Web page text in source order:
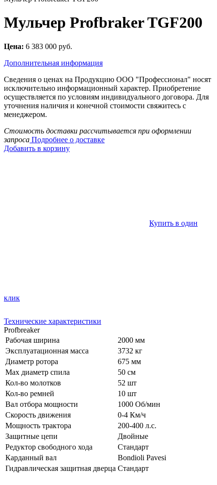
Мульчер Profbraker TGF200
Цена: 6 383 000 руб.
Дополнительная информация
Сведения о ценах на Продукцию ООО "Профессионал" носят
исключительно информационный характер. Приобретение
осуществляется по условиям индивидуального договора. Для
уточнения наличия и конечной стоимости свяжитесь с
менеджером.
Стоимость доставки рассчитывается при оформлении
запроса Подробнее о доставке
Добавить в корзину
Купить в один
клик
Технические характеристики
Profbreaker
Рабочая ширина
2000 мм
Эксплуатационная масса
3732 кг
Диаметр ротора
675 мм
Мах диаметр спила
50 см
Кол-во молотков
52 шт
Кол-во ремней
10 шт
Вал отбора мощности
1000 Об/мин
Скорость движения
0-4 Км/ч
Мощность трактора
200-400 л.с.
Защитные цепи
Двойные
Редуктор свободного хода
Стандарт
Карданный вал
Bondioli Pavesi
Гидравлическая защитная дверца Стандарт